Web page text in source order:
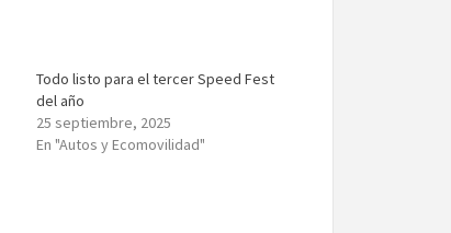
Todo listo para el tercer Speed Fest
del año
25 septiembre, 2025
En "Autos y Ecomovilidad"